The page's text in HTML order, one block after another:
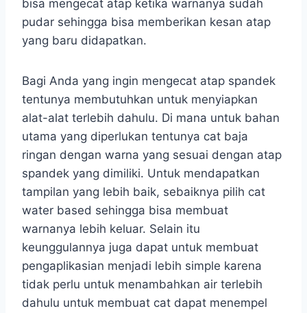
bisa mengecat atap ketika warnanya sudah
pudar sehingga bisa memberikan kesan atap
yang baru didapatkan.
Bagi Anda yang ingin mengecat atap spandek
tentunya membutuhkan untuk menyiapkan
alat-alat terlebih dahulu. Di mana untuk bahan
utama yang diperlukan tentunya cat baja
ringan dengan warna yang sesuai dengan atap
spandek yang dimiliki. Untuk mendapatkan
tampilan yang lebih baik, sebaiknya pilih cat
water based sehingga bisa membuat
warnanya lebih keluar. Selain itu
keunggulannya juga dapat untuk membuat
pengaplikasian menjadi lebih simple karena
tidak perlu untuk menambahkan air terlebih
dahulu untuk membuat cat dapat menempel